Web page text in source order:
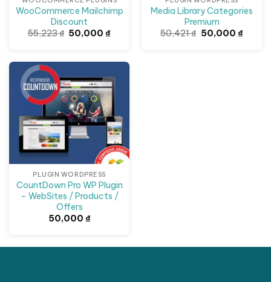
WooCommerce Mailchimp
Discount
55,223₫ Giá
gốc
50,000₫Giá
50,000 ₫.
Media Library Categories
Premium
50,421₫ Giá
gốc
50,000 ₫Giá
PLUGIN WORDPRESS
CountDown Pro WP Plugin
– WebSites / Products /
Offers
50,000 ₫